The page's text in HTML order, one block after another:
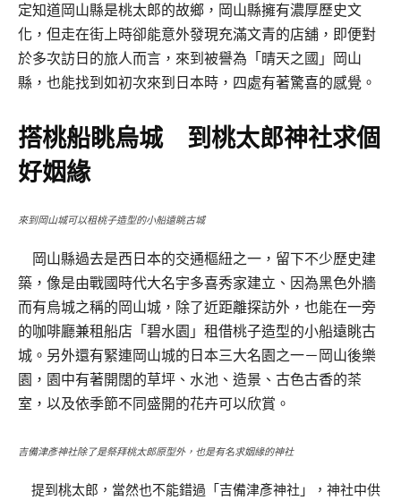
定知道岡山縣是桃太郎的故鄉，岡山縣擁有濃厚歷史文
化，但走在街上時卻能意外發現充滿文青的店舖，即便對
於多次訪日的旅人而言，來到被譽為「晴天之國」岡山
縣，也能找到如初次來到日本時，四處有著驚喜的感覺。
搭桃船眺烏城 到桃太郎神社求個
好姻緣
來到岡山城可以租桃子造型的小船遠眺古城
岡山縣過去是西日本的交通樞紐之一，留下不少歷史建
築，像是由戰國時代大名宇多喜秀家建立、因為黑色外牆
而有烏城之稱的岡山城，除了近距離探訪外，也能在一旁
的咖啡廳兼租船店「碧水園」租借桃子造型的小船遠眺古
城。另外還有緊連岡山城的日本三大名園之一－岡山後樂
園，園中有著開闊的草坪、水池、造景、古色古香的茶
室，以及依季節不同盛開的花卉可以欣賞。
吉備津彥神社除了是祭拜桃太郎原型外，也是有名求姻緣的神社
提到桃太郎，當然也不能錯過「吉備津彥神社」，神社中供